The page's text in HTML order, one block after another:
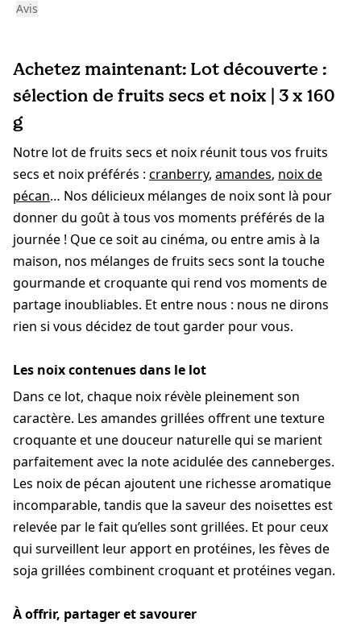
Avis
Achetez maintenant: Lot découverte :
sélection de fruits secs et noix | 3 x 160
g
Notre lot de fruits secs et noix réunit tous vos fruits
secs et noix préférés : cranberry, amandes, noix de
pécan… Nos délicieux mélanges de noix sont là pour
donner du goût à tous vos moments préférés de la
journée ! Que ce soit au cinéma, ou entre amis à la
maison, nos mélanges de fruits secs sont la touche
gourmande et croquante qui rend vos moments de
partage inoubliables. Et entre nous : nous ne dirons
rien si vous décidez de tout garder pour vous.
Les noix contenues dans le lot
Dans ce lot, chaque noix révèle pleinement son
caractère. Les amandes grillées offrent une texture
croquante et une douceur naturelle qui se marient
parfaitement avec la note acidulée des canneberges.
Les noix de pécan ajoutent une richesse aromatique
incomparable, tandis que la saveur des noisettes est
relevée par le fait qu’elles sont grillées. Et pour ceux
qui surveillent leur apport en protéines, les fèves de
soja grillées combinent croquant et protéines vegan.
À offrir, partager et savourer